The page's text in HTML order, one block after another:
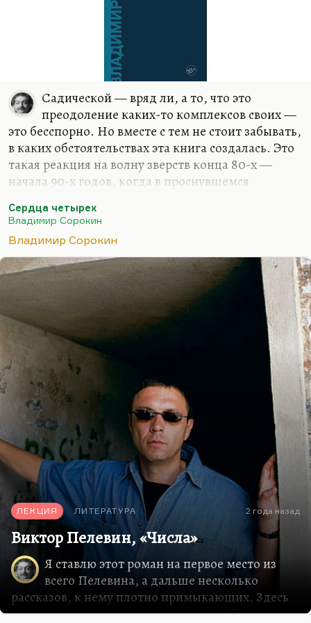
Садической — вряд ли, а то, что это
преодоление каких-то комплексов своих —
это бесспорно. Но вместе с тем не стоит забывать,
в каких обстоятельствах эта книга создалась. Это
такая реакция на волну зверств конца 80-х —
начала 90-х годов, когда в проснувшемся
стало повседневностью. И в некотором смысле
самая точная книга об атмосфере ранних 90-х —
это сорокинский гротеск. «Сердца четырех» — это
такой антипроизводственный роман. В
производственном романе бетон строили,
созидали; в романе антипроизводственном в него
закатывали, но суть его не изменилась. Это такая
реакция советского общества на его
десоветизацию. Зверское было время, да. И
поэтому…
Сердца четырех
Владимир Сорокин
Владимир Сорокин
ЛЕКЦИЯ ЛИТЕРАТУРА 2 года назад
Виктор Пелевин, «Числа»
Я ставлю этот роман на первое место из
всего Пелевина, а дальше несколько
рассказов, к нему плотно примыкающих. Здесь
три повести — две маленьких и одна большая.